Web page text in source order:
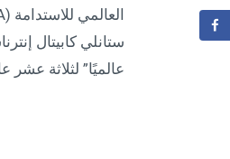
عالميًا” لثلاثة عشر